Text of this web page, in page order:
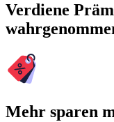
Verdiene
Mehr sparen